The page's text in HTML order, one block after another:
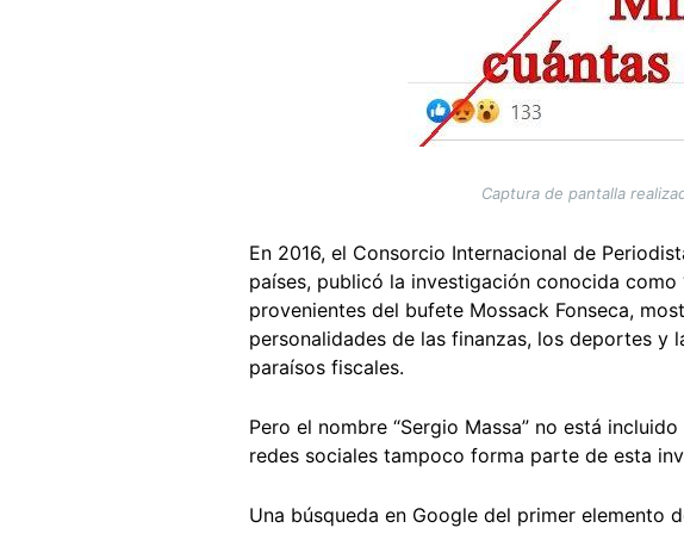
Captura de pantalla
En 2016, el Consorcio Internacional de
países, publicó la investigación conocida como
provenientes del bufete Mossack Fonseca,
personalidades de las finanzas, los deportes y
paraísos fiscales.
Pero el nombre “Sergio Massa” no está incluido
redes sociales tampoco forma parte de esta
Una búsqueda en Google del primer elemento